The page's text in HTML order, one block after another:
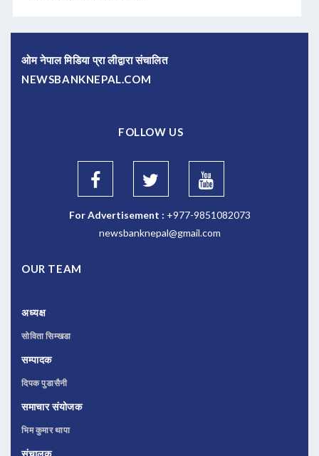
ओम नेपाल मिडिया प्रा लीद्वारा संचालित
NEWSBANKNEPAL.COM
FOLLOW US
For Advertisement : +977-9851082073
newsbanknepal@gmail.com
OUR TEAM
अध्यक्ष
सोविता सिम्खडा
सम्पादक
दिपक पुडासैनी
समाचार संयोजक
भिम कुमार थापा
संचालक